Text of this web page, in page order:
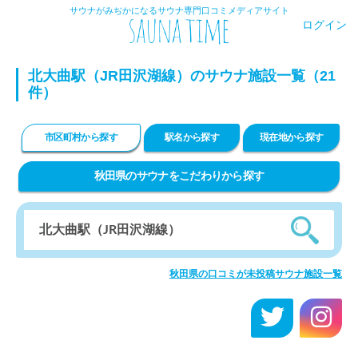
サウナがみぢかになるサウナ専門口コミメディアサイト
ログイン
北大曲駅（JR田沢湖線）のサウナ施設一覧（21
件）
市区町村から探す 駅名から探す 現在地から探す
秋田県のサウナをこだわりから探す
秋田県の口コミが未投稿サウナ施設一覧